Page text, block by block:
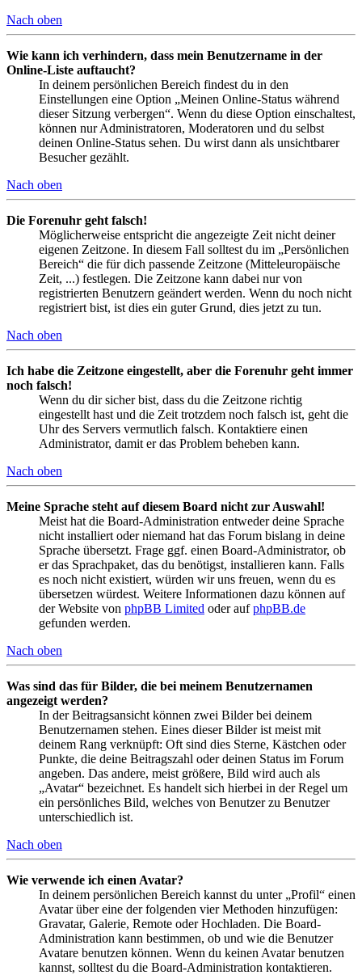
Nach oben
Wie kann ich verhindern, dass mein Benutzername in der
Online-Liste auftaucht?
In deinem persönlichen Bereich findest du in den
Einstellungen eine Option „Meinen Online-Status während
dieser Sitzung verbergen“. Wenn du diese Option einschaltest,
können nur Administratoren, Moderatoren und du selbst
deinen Online-Status sehen. Du wirst dann als unsichtbarer
Besucher gezählt.
Nach oben
Die Forenuhr geht falsch!
Möglicherweise entspricht die angezeigte Zeit nicht deiner
eigenen Zeitzone. In diesem Fall solltest du im „Persönlichen
Bereich“ die für dich passende Zeitzone (Mitteleuropäische
Zeit, ...) festlegen. Die Zeitzone kann dabei nur von
registrierten Benutzern geändert werden. Wenn du noch nicht
registriert bist, ist dies ein guter Grund, dies jetzt zu tun.
Nach oben
Ich habe die Zeitzone eingestellt, aber die Forenuhr geht immer
noch falsch!
Wenn du dir sicher bist, dass du die Zeitzone richtig
eingestellt hast und die Zeit trotzdem noch falsch ist, geht die
Uhr des Servers vermutlich falsch. Kontaktiere einen
Administrator, damit er das Problem beheben kann.
Nach oben
Meine Sprache steht auf diesem Board nicht zur Auswahl!
Meist hat die Board-Administration entweder deine Sprache
nicht installiert oder niemand hat das Forum bislang in deine
Sprache übersetzt. Frage ggf. einen Board-Administrator, ob
er das Sprachpaket, das du benötigst, installieren kann. Falls
es noch nicht existiert, würden wir uns freuen, wenn du es
übersetzen würdest. Weitere Informationen dazu können auf
der Website von phpBB Limited oder aufphpBB.de
gefunden werden.
Nach oben
Was sind das für Bilder, die bei meinem Benutzernamen
angezeigt werden?
In der Beitragsansicht können zwei Bilder bei deinem
Benutzernamen stehen. Eines dieser Bilder ist meist mit
deinem Rang verknüpft: Oft sind dies Sterne, Kästchen oder
Punkte, die deine Beitragszahl oder deinen Status im Forum
angeben. Das andere, meist größere, Bild wird auch als
„Avatar“ bezeichnet. Es handelt sich hierbei in der Regel um
ein persönliches Bild, welches von Benutzer zu Benutzer
unterschiedlich ist.
Nach oben
Wie verwende ich einen Avatar?
In deinem persönlichen Bereich kannst du unter „Profil“ einen
Avatar über eine der folgenden vier Methoden hinzufügen:
Gravatar, Galerie, Remote oder Hochladen. Die Board-
Administration kann bestimmen, ob und wie die Benutzer
Avatare benutzen können. Wenn du keinen Avatar benutzen
kannst, solltest du die Board-Administration kontaktieren.